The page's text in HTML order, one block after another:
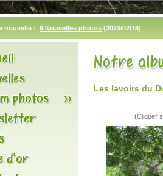
nouvelle : 9 Nouvelles photos (2023/02/16)
Les lavoirs du
(Cliquer